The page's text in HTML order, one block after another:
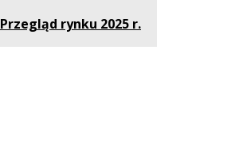
rynku 2025 r.